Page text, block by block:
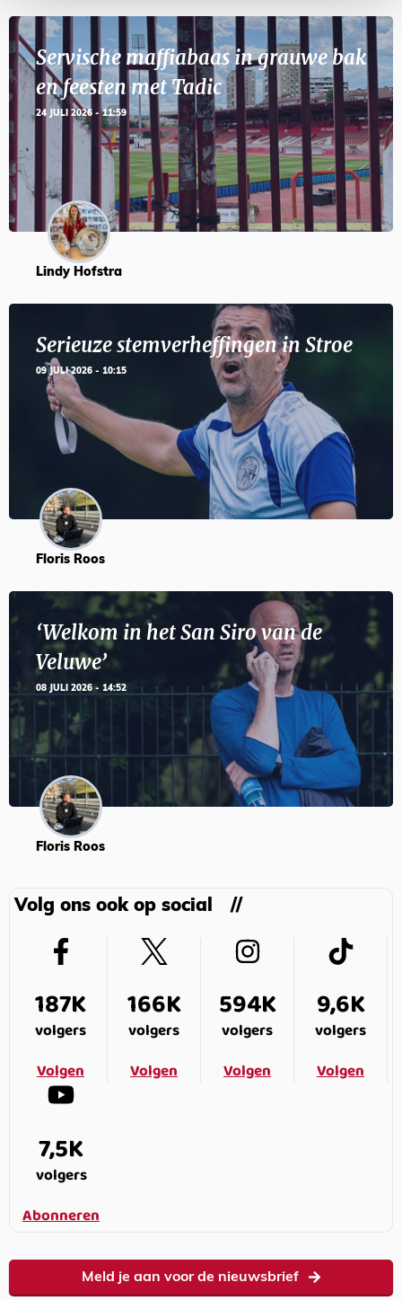
Servische maffiabaas in grauwe bak
en feesten met Tadic
24 JULI 2026 - 11:59
Lindy Hofstra
Serieuze stemverheffingen in Stroe
09 JULI 2026 - 10:15
Floris Roos
‘Welkom in het San Siro van de
Veluwe’
08 JULI 2026 - 14:52
Floris Roos
Volg ons ook op social
187K
volgers
Volgen
166K
volgers
Volgen
594K
volgers
Volgen
9,6K
volgers
Volgen
7,5K
volgers
Abonneren
Meld je aan voor de nieuwsbrief